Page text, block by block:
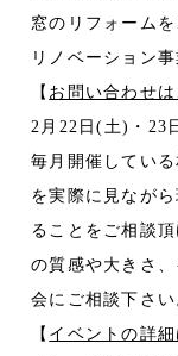
窓のリフォーム
リノベーション
【 お問い合わせ
2月22日(土)・23
毎月開催してい
を実際に見なが
ることをご相談
の質感や大きさ
会にご相談下さい
【 イベントの詳